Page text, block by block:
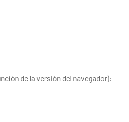
de la versión del navegador):